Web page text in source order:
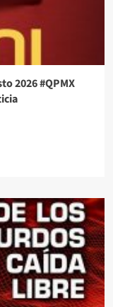
2026 #QPMX